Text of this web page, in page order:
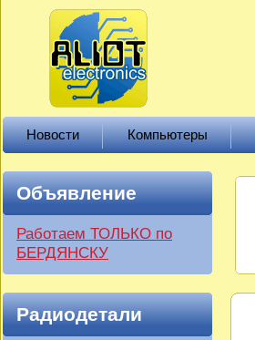
Новости Компьютеры
Объявление
Работаем ТОЛЬКО по
БЕРДЯНСКУ
Радиодетали